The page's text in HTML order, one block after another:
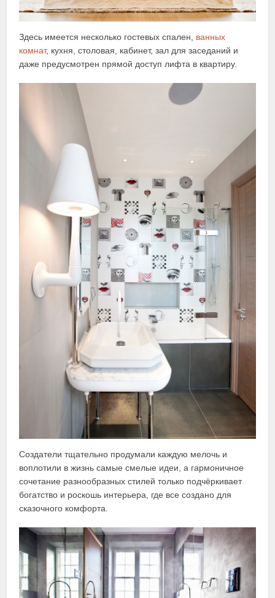
Здесь имеется несколько гостевых спален, ванных
комнат, кухня, столовая, кабинет, зал для заседаний и
даже предусмотрен прямой доступ лифта в квартиру.
Создатели тщательно продумали каждую мелочь и
воплотили в жизнь самые смелые идеи, а гармоничное
сочетание разнообразных стилей только подчёркивает
богатство и роскошь интерьера, где все создано для
сказочного комфорта.